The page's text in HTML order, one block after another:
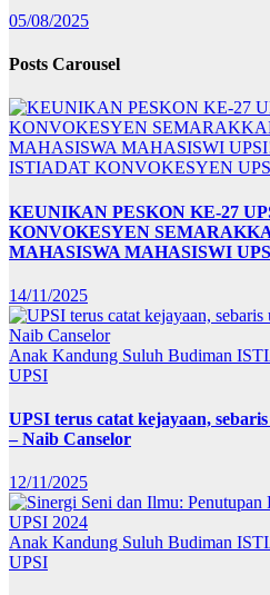
05/08/2025
Posts Carousel
ISTIADAT KONVOKESYEN
KEUNIKAN PESKON KE-27
KONVOKESYEN
MAHASISWA MAHASISWI
14/11/2025
Anak Kandung Suluh Budiman
UPSI
UPSI terus catat kejayaan,
– Naib Canselor
12/11/2025
Anak Kandung Suluh Budiman
UPSI